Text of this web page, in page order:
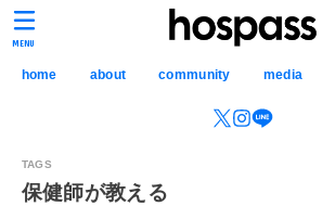
hospass
home about community media
MENU
保健師が教える